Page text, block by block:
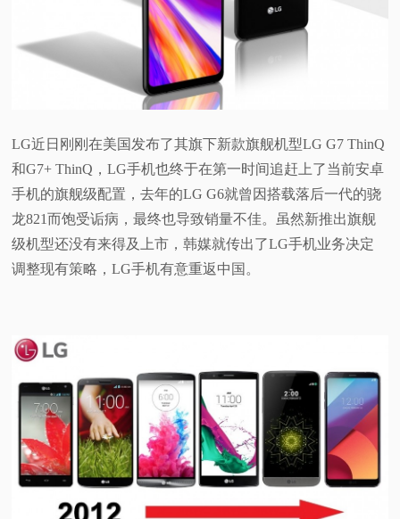
LG近日刚刚在美国发布了其旗下新款旗舰机型LG G7 ThinQ
和G7+ ThinQ，LG手机也终于在第一时间追赶上了当前安卓
手机的旗舰级配置，去年的LG G6就曾因搭载落后一代的骁
龙821而饱受诟病，最终也导致销量不佳。虽然新推出旗舰
级机型还没有来得及上市，韩媒就传出了LG手机业务决定
调整现有策略，LG手机有意重返中国。